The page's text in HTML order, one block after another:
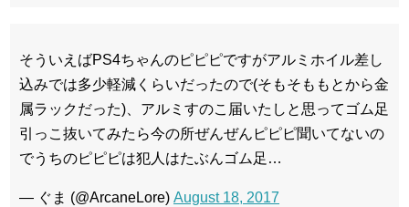
そういえばPS4ちゃんのピピピですがアルミホイル差し
込みでは多少軽減くらいだったので(そもそももとから金
属ラックだった)、アルミすのこ届いたしと思ってゴム足
引っこ抜いてみたら今の所ぜんぜんピピピ聞いてないの
でうちのピピピは犯人はたぶんゴム足…
— ぐま (@ArcaneLore) August 18, 2017